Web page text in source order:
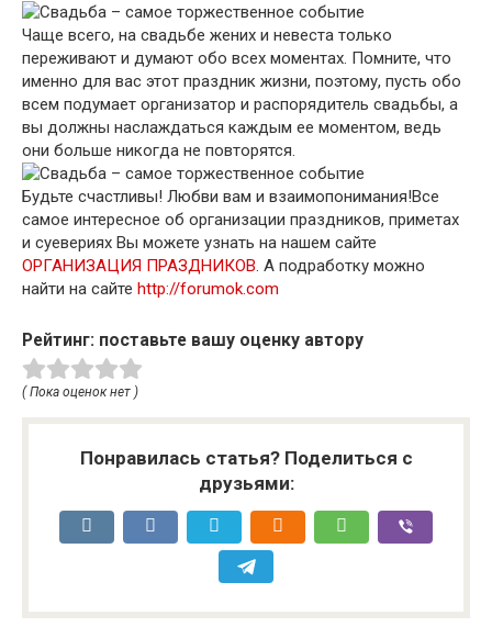
Чаще всего, на свадьбе жених и невеста только
переживают и думают обо всех моментах. Помните, что
именно для вас этот праздник жизни, поэтому, пусть обо
всем подумает организатор и распорядитель свадьбы, а
вы должны наслаждаться каждым ее моментом, ведь
они больше никогда не повторятся.
Будьте счастливы! Любви вам и взаимопонимания!Все
самое интересное об организации праздников, приметах
и суевериях Вы можете узнать на нашем сайте
ОРГАНИЗАЦИЯ ПРАЗДНИКОВ. А подработку можно
найти на сайте http://forumok.com
Рейтинг: поставьте вашу оценку автору
( Пока оценок нет )
Понравилась статья? Поделиться с
друзьями: